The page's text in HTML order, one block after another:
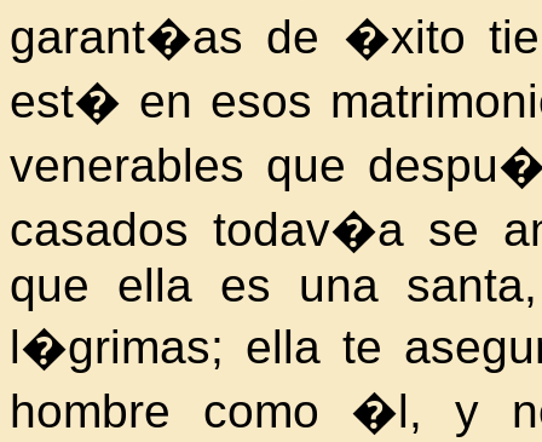
garant�as de �xito
est� en esos
venerables que
casados todav�a se
que ella es una
l�grimas; ella te
hombre como �l, y